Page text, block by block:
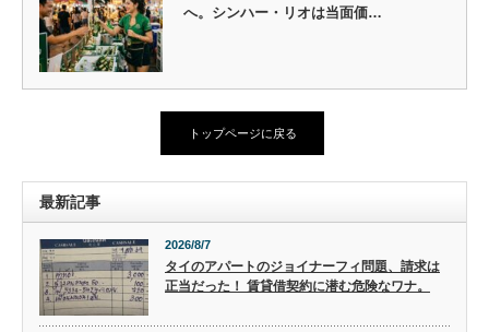
へ。シンハー・リオは当面価…
トップページに戻る
最新記事
2026/8/7
タイのアパートのジョイナーフィ問題、請求は
正当だった！ 賃貸借契約に潜む危険なワナ。